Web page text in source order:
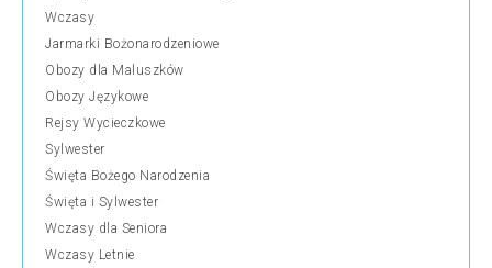
Wczasy
Jarmarki Bożonarodzeniowe
Obozy dla Maluszków
Obozy Językowe
Rejsy Wycieczkowe
Sylwester
Święta Bożego Narodzenia
Święta i Sylwester
Wczasy dla Seniora
Wczasy Letnie